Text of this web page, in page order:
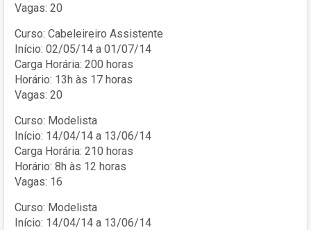
Vagas: 20
Curso: Cabeleireiro Assistente
Início: 02/05/14 a 01/07/14
Carga Horária: 200 horas
Horário: 13h às 17 horas
Vagas: 20
Curso: Modelista
Início: 14/04/14 a 13/06/14
Carga Horária: 210 horas
Horário: 8h às 12 horas
Vagas: 16
Curso: Modelista
Início: 14/04/14 a 13/06/14